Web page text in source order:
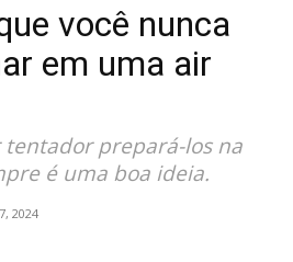
você nunca
em uma air
tentador prepará-los na
é uma boa ideia.
2024